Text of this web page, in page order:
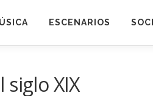
ESCENARIOS
XIX